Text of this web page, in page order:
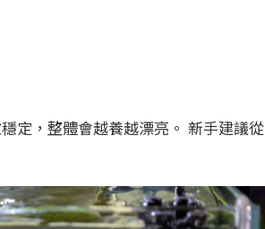
定，整體會越養越漂亮。 新手建議從